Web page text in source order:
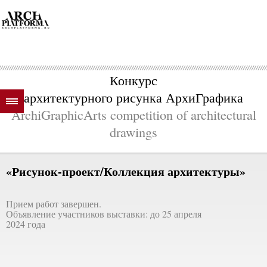
Конкурс
архитектурного рисунка АрхиГрафика
ArchiGraphicArts competition of architectural
drawings
«Рисунок-проект/Коллекция архитектуры»
Прием работ завершен.
Объявление участников выставки: до 25 апреля
2024 года